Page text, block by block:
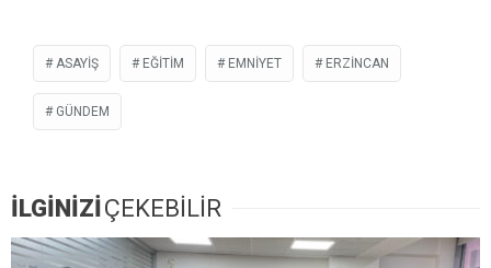
ASAYİŞ EĞITIM EMNİYET ERZINCAN
GÜNDEM
İLGİNİZİ ÇEKEBİLİR